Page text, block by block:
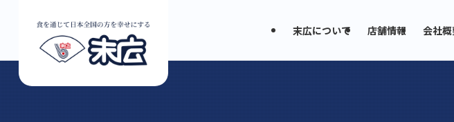
末広について 店舗情報 会社